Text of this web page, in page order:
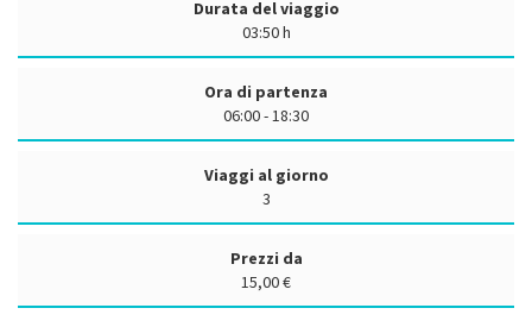
Durata del viaggio
03:50 h
Ora di partenza
06:00 - 18:30
Viaggi al giorno
3
Prezzi da
15,00 €